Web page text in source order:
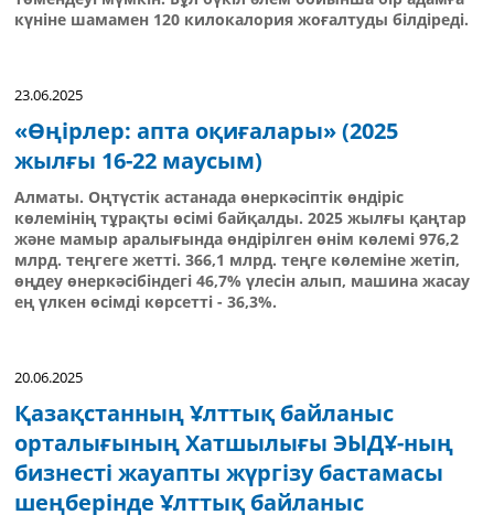
күніне шамамен 120 килокалория жоғалтуды білдіреді.
23.06.2025
«Өңірлер: апта оқиғалары» (2025
жылғы 16-22 маусым)
Алматы. Оңтүстік астанада өнеркәсіптік өндіріс
көлемінің тұрақты өсімі байқалды. 2025 жылғы қаңтар
және мамыр аралығында өндірілген өнім көлемі 976,2
млрд. теңгеге жетті. 366,1 млрд. теңге көлеміне жетіп,
өңдеу өнеркәсібіндегі 46,7% үлесін алып, машина жасау
ең үлкен өсімді көрсетті - 36,3%.
20.06.2025
Қазақстанның Ұлттық байланыс
орталығының Хатшылығы ЭЫДҰ-ның
бизнесті жауапты жүргізу бастамасы
шеңберінде Ұлттық байланыс